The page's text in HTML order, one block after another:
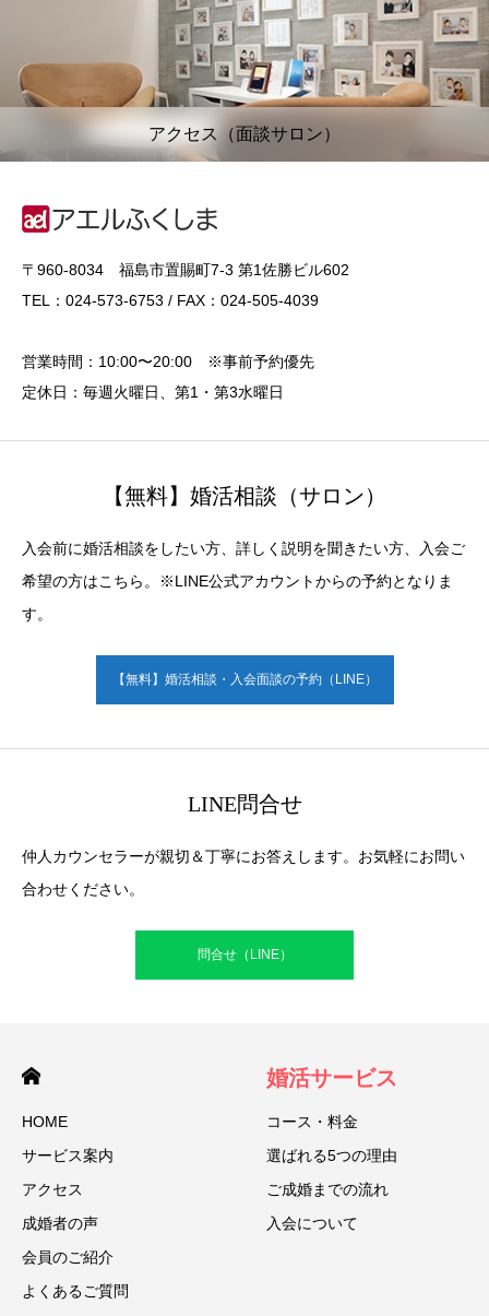
アクセス（面談サロン）
〒960-8034 福島市置賜町7-3 第1佐勝ビル602
TEL：024-573-6753 / FAX：024-505-4039
営業時間：10:00〜20:00 ※事前予約優先
定休日：毎週火曜日、第1・第3水曜日
【無料】婚活相談（サロン）
入会前に婚活相談をしたい方、詳しく説明を聞きたい方、入会ご
希望の方はこちら。※LINE公式アカウントからの予約となりま
す。
【無料】婚活相談・入会面談の予約（LINE）
LINE問合せ
仲人カウンセラーが親切＆丁寧にお答えします。お気軽にお問い
合わせください。
問合せ（LINE）
HOME
サービス案内
アクセス
成婚者の声
会員のご紹介
よくあるご質問
婚活サービス
コース・料金
選ばれる5つの理由
ご成婚までの流れ
入会について